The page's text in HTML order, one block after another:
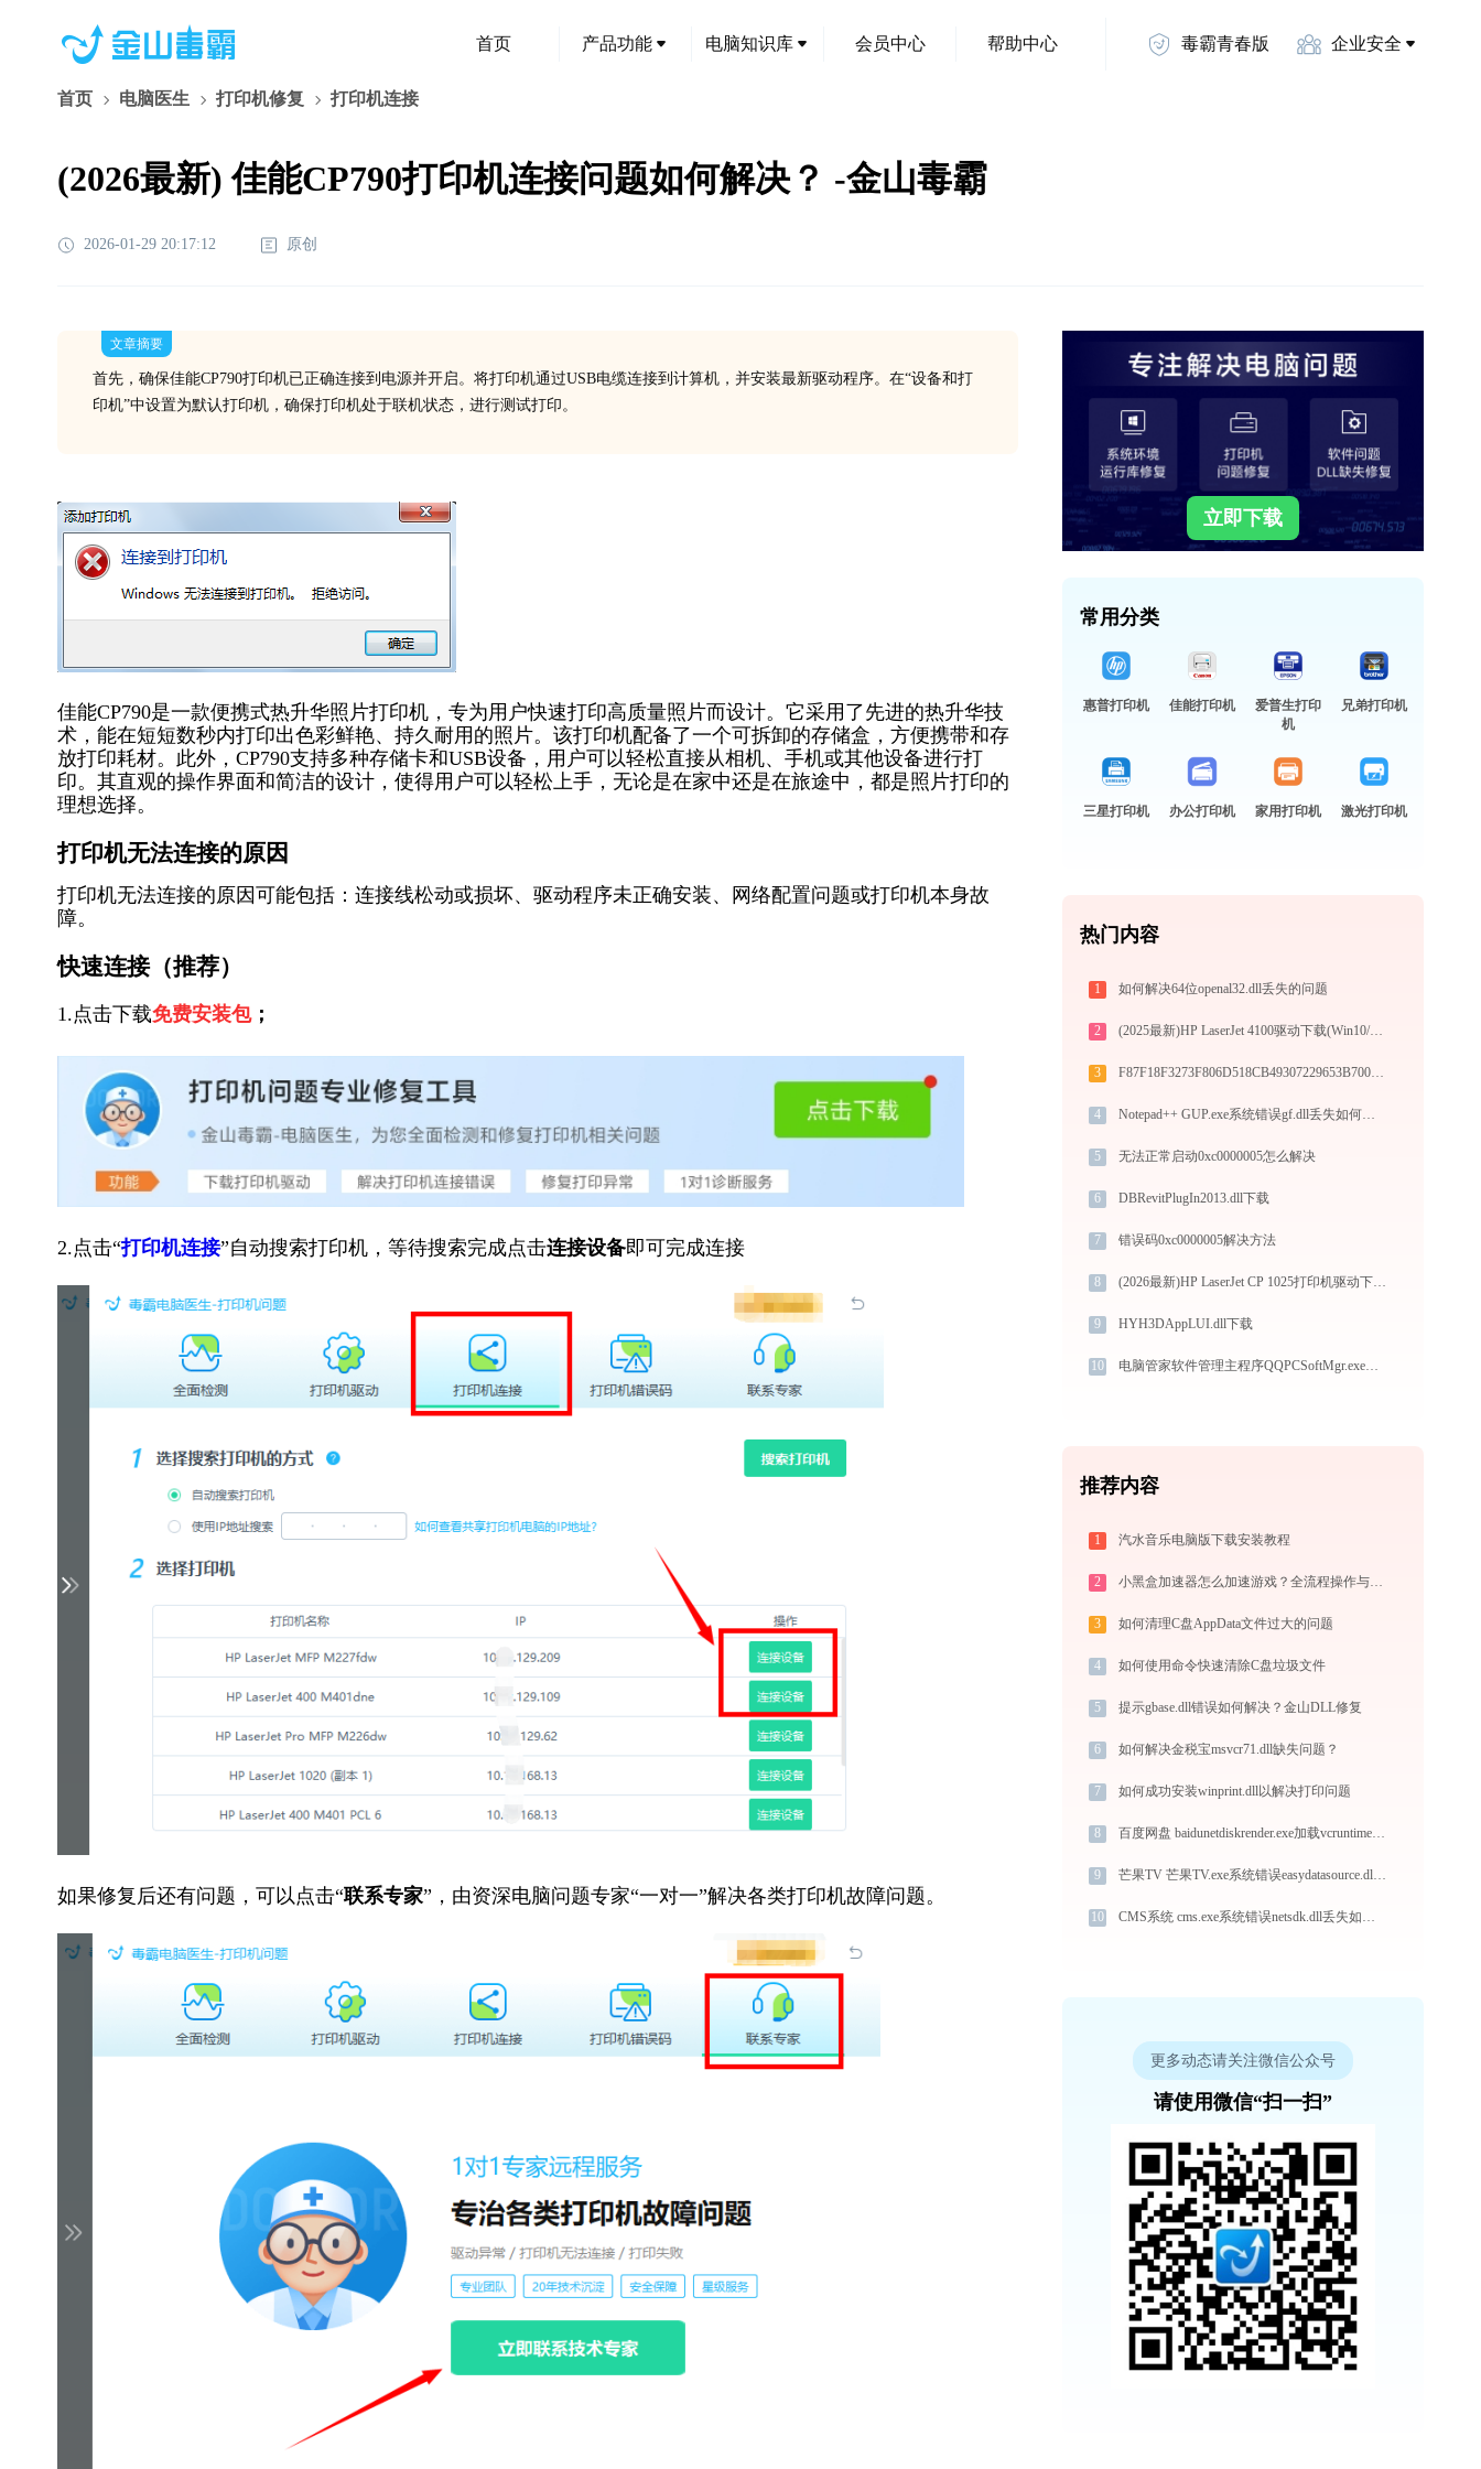
首页 产品功能 电脑知识库 会员中心 帮助中心 毒霸青春版 企业安全
首页 电脑医生 打印机修复 打印机连接
(2026最新) 佳能CP790打印机连接问题如何解决？ -金山毒霸
2026-01-29 20:17:12 原创
文章摘要
首先，确保佳能CP790打印机已正确连接到电源并开启。将打印机通过USB电缆连接到计算机，并安装最新驱动程序。在“设备和打
印机”中设置为默认打印机，确保打印机处于联机状态，进行测试打印。
佳能CP790是一款便携式热升华照片打印机，专为用户快速打印高质量照片而设计。它采用了先进的热升华技
术，能在短短数秒内打印出色彩鲜艳、持久耐用的照片。该打印机配备了一个可拆卸的存储盒，方便携带和存
放打印耗材。此外，CP790支持多种存储卡和USB设备，用户可以轻松直接从相机、手机或其他设备进行打
印。其直观的操作界面和简洁的设计，使得用户可以轻松上手，无论是在家中还是在旅途中，都是照片打印的
理想选择。
打印机无法连接的原因
打印机无法连接的原因可能包括：连接线松动或损坏、驱动程序未正确安装、网络配置问题或打印机本身故
障。
快速连接（推荐）
1.点击下载免费安装包；
2.点击“打印机连接”自动搜索打印机，等待搜索完成点击连接设备即可完成连接
如果修复后还有问题，可以点击“联系专家”，由资深电脑问题专家“一对一”解决各类打印机故障问题。
立即下载
常用分类
惠普打印机 佳能打印机
爱普生打印
机
兄弟打印机
三星打印机 办公打印机 家用打印机 激光打印机
热门内容
1 如何解决64位openal32.dll丢失的问题
2 (2025最新)HP LaserJet 4100驱动下载(Win10/Win11)服务与支持
3 F87F18F3273F806D518CB49307229653B700DA58.dll下载
4 Notepad++ GUP.exe系统错误gf.dll丢失如何解决
5 无法正常启动0xc0000005怎么解决
6 DBRevitPlugIn2013.dll下载
7 错误码0xc0000005解决方法
8 (2026最新)HP LaserJet CP 1025打印机驱动下载安装全程指导，轻松解决打印问题
9 HYH3DAppLUI.dll下载
10 电脑管家软件管理主程序QQPCSoftMgr.exe应用程序错误0xc0000005解决方法
推荐内容
1 汽水音乐电脑版下载安装教程
2 小黑盒加速器怎么加速游戏？全流程操作与节点选择指南
3 如何清理C盘AppData文件过大的问题
4 如何使用命令快速清除C盘垃圾文件
5 提示gbase.dll错误如何解决？金山DLL修复
6 如何解决金税宝msvcr71.dll缺失问题？
7 如何成功安装winprint.dll以解决打印问题
8 百度网盘 baidunetdiskrender.exe加载vcruntime140.dll文件丢失处理办法
9 芒果TV 芒果TV.exe系统错误easydatasource.dll丢失如何解决
10 CMS系统 cms.exe系统错误netsdk.dll丢失如何解决
更多动态请关注微信公众号
请使用微信“扫一扫”